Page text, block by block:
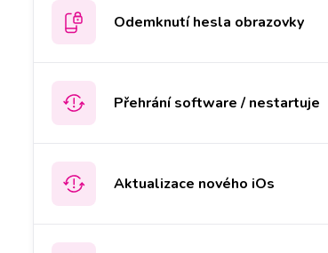
Odemknutí hesla obrazovky
Přehrání software / nestartuje
Aktualizace nového iOs